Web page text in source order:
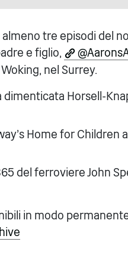
tre episodi del
e figlio,
nel Surrey.
Horsell-
Home for Children
del ferroviere John
in modo